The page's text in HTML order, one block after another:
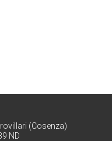
(Cosenza)
ND